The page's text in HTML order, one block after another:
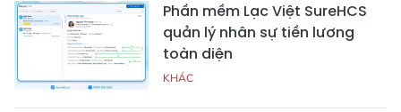
Phần mềm Lạc Việt SureHCS
quản lý nhân sự tiền lương
toàn diện
KHÁC